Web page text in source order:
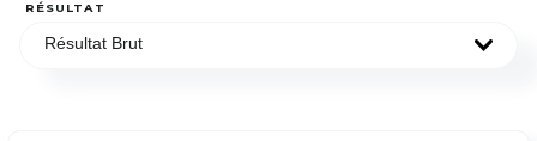
RÉSULTAT
Résultat Brut